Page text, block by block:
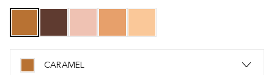
CARAMEL